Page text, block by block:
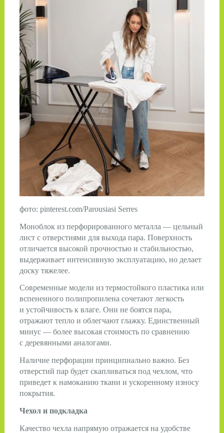
фото: pinterest.com/Parousiasi Serres
Моноблок из перфорированного металла — цельный
лист с отверстиями для выхода пара. Поверхность
отличается высокой прочностью и стабильностью,
выдерживает интенсивную эксплуатацию, но делает
доску тяжелее.
Современные модели из термостойкого пластика или
вспененного полипропилена сочетают легкость
и устойчивость к влаге. Они не боятся пара,
отражают тепло и облегчают глажку. Единственный
минус — более высокая стоимость по сравнению
с деревянными аналогами.
Наличие перфорации принципиально важно. Без
отверстий пар будет скапливаться под чехлом, что
приведет к намоканию ткани и ускоренному износу
покрытия.
Чехол и подкладка
Качество чехла напрямую отражается на удобстве